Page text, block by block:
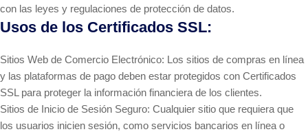
con las leyes y regulaciones de protección de datos.
Usos de los Certificados SSL:
Sitios Web de Comercio Electrónico: Los sitios de compras en línea
y las plataformas de pago deben estar protegidos con Certificados
SSL para proteger la información financiera de los clientes.
Sitios de Inicio de Sesión Seguro: Cualquier sitio que requiera que
los usuarios inicien sesión, como servicios bancarios en línea o